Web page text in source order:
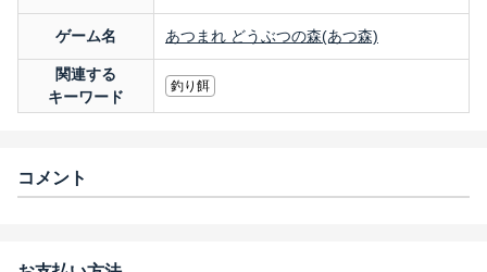
ゲーム名 あつまれ どうぶつの森(あつ森)
関連する
キーワード
釣り餌
コメント